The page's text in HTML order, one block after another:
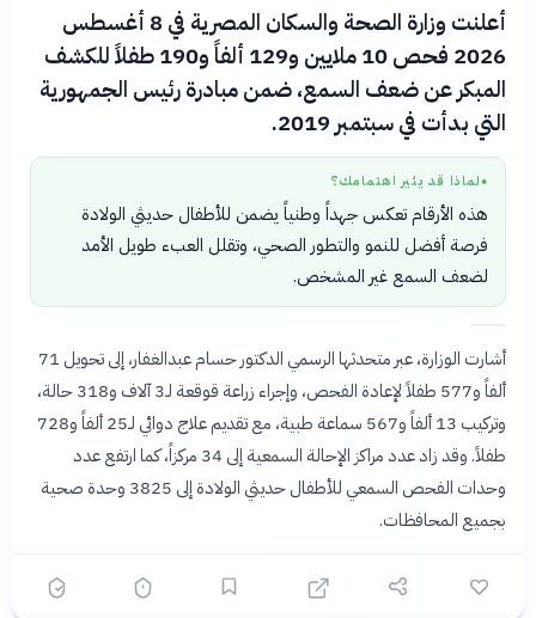
أعلنت وزارة الصحة والسكان المصرية في 8 أغسطس
2026 فحص 10 ملايين و129 ألفاً و190 طفلاً للكشف
المبكر عن ضعف السمع، ضمن مبادرة رئيس الجمهورية
التي بدأت في سبتمبر 2019.
● لماذا قد يثير اهتمامك؟
هذه الأرقام تعكس جهداً وطنياً يضمن للأطفال حديثي الولادة
فرصة أفضل للنمو والتطور الصحي، وتقلل العبء طويل الأمد
لضعف السمع غير المشخص.
أشارت الوزارة، عبر متحدثها الرسمي الدكتور حسام عبدالغفار، إلى تحويل 71
ألفاً و577 طفلاً لإعادة الفحص، وإجراء زراعة قوقعة لـ3 آلاف و318 حالة،
وتركيب 13 ألفاً و567 سماعة طبية، مع تقديم علاج دوائي لـ25 ألفاً و728
طفلاً. وقد زاد عدد مراكز الإحالة السمعية إلى 34 مركزاً، كما ارتفع عدد
وحدات الفحص السمعي للأطفال حديثي الولادة إلى 3825 وحدة صحية
بجميع المحافظات.